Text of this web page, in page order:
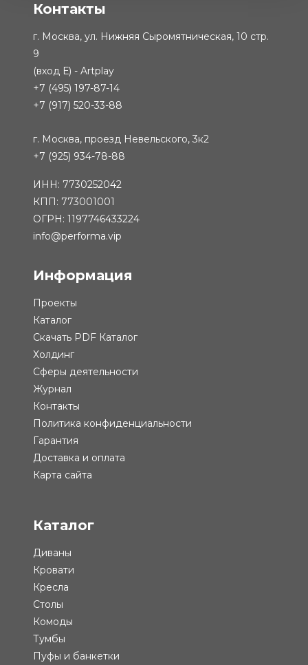
Контакты
г. Москва, ул. Нижняя Сыромятническая, 10 стр.
9
(вход Е) - Artplay
+7 (495) 197-87-14
+7 (917) 520-33-88
г. Москва, проезд Невельского, 3к2
+7 (925) 934-78-88
ИНН: 7730252042
КПП: 773001001
ОГРН: 1197746433224
info@performa.vip
Информация
Проекты
Каталог
Скачать PDF Каталог
Холдинг
Сферы деятельности
Журнал
Контакты
Политика конфиденциальности
Гарантия
Доставка и оплата
Карта сайта
Каталог
Диваны
Кровати
Кресла
Столы
Комоды
Тумбы
Пуфы и банкетки